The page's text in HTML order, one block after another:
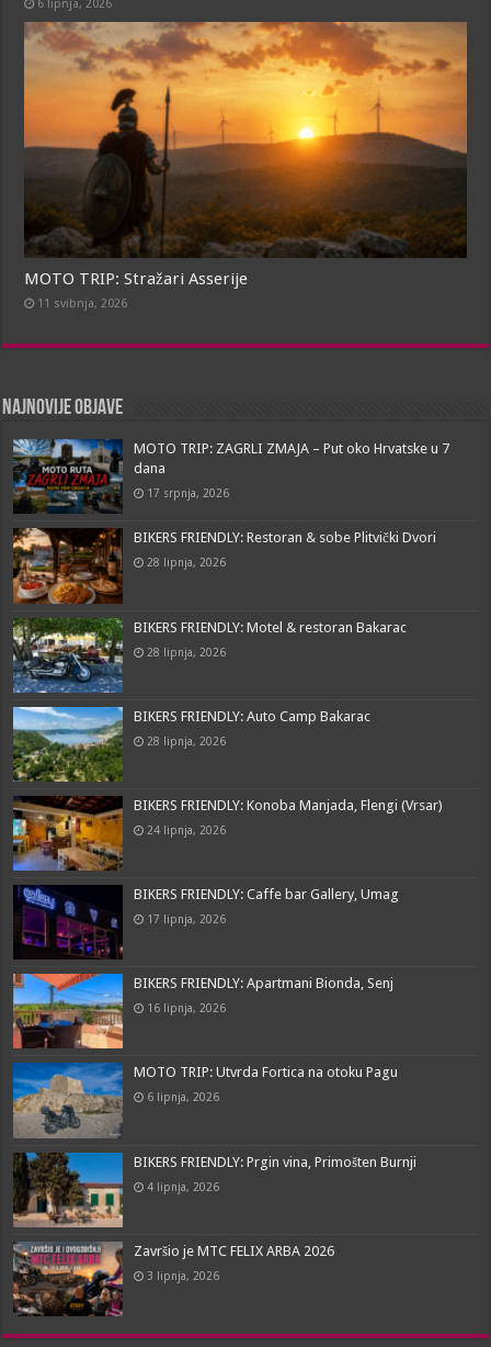
6 lipnja, 2026
MOTO TRIP: Stražari Asserije
11 svibnja, 2026
Najnovije objave
MOTO TRIP: ZAGRLI ZMAJA – Put oko Hrvatske u 7
dana
17 srpnja, 2026
BIKERS FRIENDLY: Restoran & sobe Plitvički Dvori
28 lipnja, 2026
BIKERS FRIENDLY: Motel & restoran Bakarac
28 lipnja, 2026
BIKERS FRIENDLY: Auto Camp Bakarac
28 lipnja, 2026
BIKERS FRIENDLY: Konoba Manjada, Flengi (Vrsar)
24 lipnja, 2026
BIKERS FRIENDLY: Caffe bar Gallery, Umag
17 lipnja, 2026
BIKERS FRIENDLY: Apartmani Bionda, Senj
16 lipnja, 2026
MOTO TRIP: Utvrda Fortica na otoku Pagu
6 lipnja, 2026
BIKERS FRIENDLY: Prgin vina, Primošten Burnji
4 lipnja, 2026
Završio je MTC FELIX ARBA 2026
3 lipnja, 2026